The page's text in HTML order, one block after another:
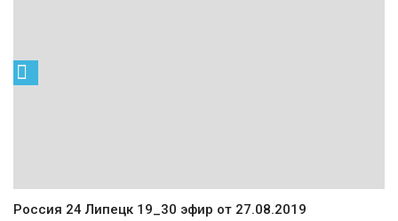
Россия 24 Липецк 19_30 эфир от 27.08.2019